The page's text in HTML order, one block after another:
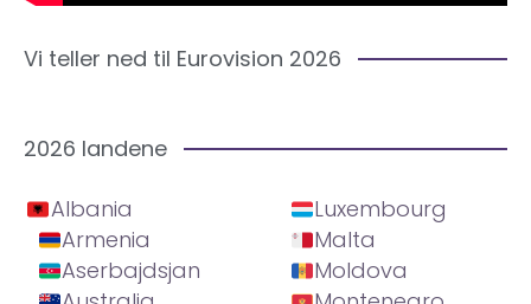
Vi teller ned til Eurovision 2026
2026 landene
Albania
Armenia
Aserbajdsjan
Luxembourg
Malta
Moldova